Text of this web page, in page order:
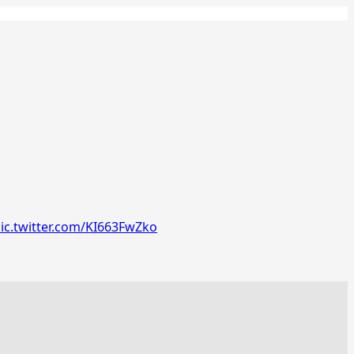
KI663FwZko